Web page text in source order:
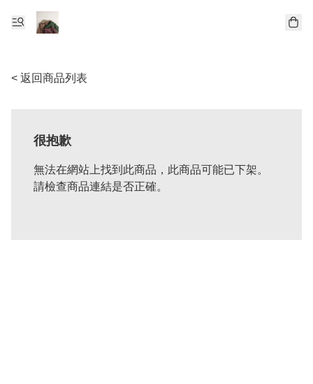
< 返回商品列表
很抱歉
無法在網站上找到此商品，此商品可能已下架。
請檢查商品連結是否正確。